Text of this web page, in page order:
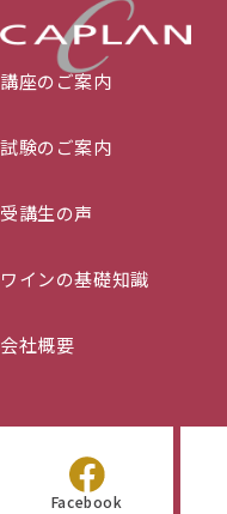
講座のご案内
試験のご案内
受講生の声
ワインの基礎知識
会社概要
Facebook